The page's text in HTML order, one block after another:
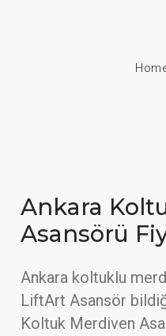
Ankara
Asansörü
Ankara koltuklu
LiftArt Asansör
Koltuk Merdiven